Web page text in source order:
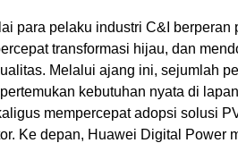
para pelaku industri C&I berperan
transformasi hijau, dan
Melalui ajang ini, sejumlah
kebutuhan nyata di
mempercepat adopsi solusi
Ke depan, Huawei Digital Power